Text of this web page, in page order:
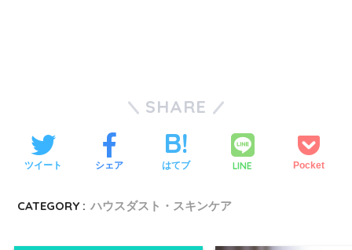
SHARE
ツイート シェア はてブ LINE Pocket
CATEGORY : ハウスダスト・スキンケア